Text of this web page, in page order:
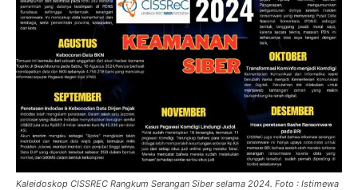
Kaleidoskop CISSREC Rangkum Serangan Siber selama 2024. Foto : Istimewa